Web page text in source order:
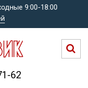
9:00-18:00
62